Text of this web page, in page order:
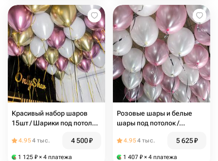
Красивый набор шаров
15шт / Шарики под потолок
розовый шар, золотой
4.954 тыс. 4 500₽
1 125 ₽ × 4 платежа
Розовые шары и белые
шары под потолок /
Воздушные шарики / N167
4.954 тыс. 5 625₽
1 407 ₽ × 4 платежа